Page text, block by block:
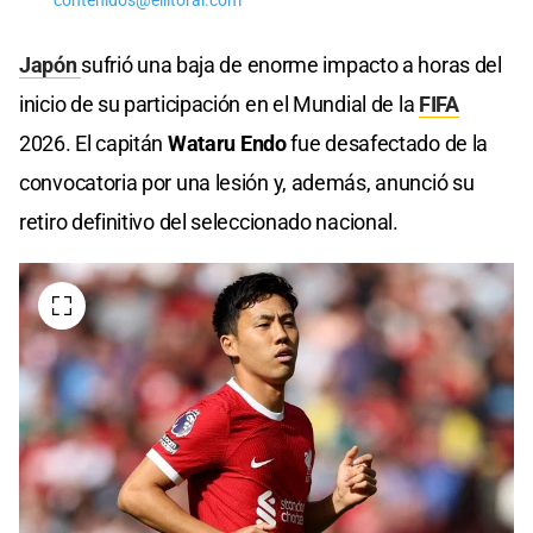
Japónsufrió una baja de enorme impacto a horas del
inicio de su participación en el Mundial de la FIFA
2026. El capitán Wataru Endofue desafectado de la
convocatoria por una lesión y, además, anunció su
retiro definitivo del seleccionado nacional.